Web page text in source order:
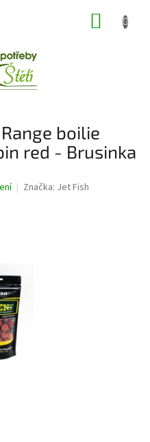
Range boilie
red - Brusinka
Značka: Jet Fish